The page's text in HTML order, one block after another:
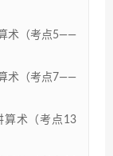
术（考点5——
术（考点7——
算术（考点13